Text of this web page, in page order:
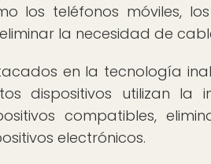
los teléfonos móviles,
la necesidad de
en la tecnología
dispositivos utilizan la
compatibles,
electrónicos.